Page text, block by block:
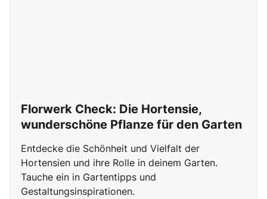
Florwerk Check: Die Hortensie,
wunderschöne Pflanze für den Garten
Entdecke die Schönheit und Vielfalt der
Hortensien und ihre Rolle in deinem Garten.
Tauche ein in Gartentipps und
Gestaltungsinspirationen.